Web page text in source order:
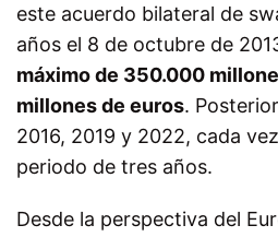
este acuerdo bilateral de
años el 8 de octubre de
máximo de 350.000
millones de euros.
2016, 2019 y 2022, cada
periodo de tres años.
Desde la perspectiva del